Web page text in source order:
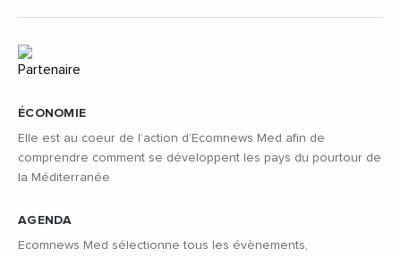
ÉCONOMIE
Elle est au coeur de l’action d’Ecomnews Med afin de
comprendre comment se développent les pays du pourtour de
la Méditerranée
AGENDA
Ecomnews Med sélectionne tous les évènements,